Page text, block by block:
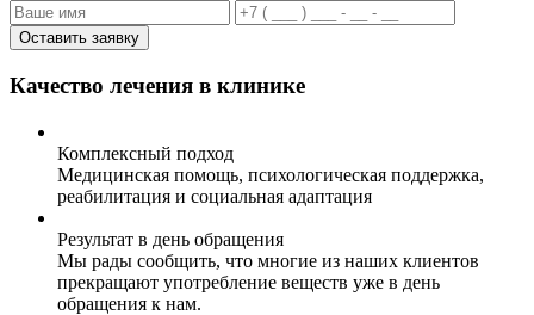
Оставить заявку
Качество лечения в клинике
Комплексный подход
Медицинская помощь, психологическая поддержка,
реабилитация и социальная адаптация
Результат в день обращения
Мы рады сообщить, что многие из наших клиентов
прекращают употребление веществ уже в день
обращения к нам.